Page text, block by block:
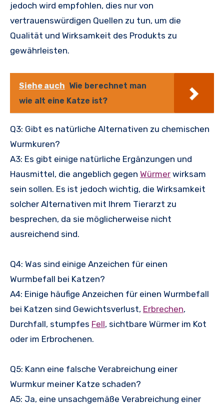
jedoch wird empfohlen, dies nur von
vertrauenswürdigen Quellen zu tun, um die
Qualität und Wirksamkeit des Produkts zu
gewährleisten.
Siehe auch Wie berechnet man
wie alt eine Katze ist?
Q3: Gibt es natürliche Alternativen zu chemischen
Wurmkuren?
A3: Es gibt einige natürliche Ergänzungen und
Hausmittel, die angeblich gegen Würmer wirksam
sein sollen. Es ist jedoch wichtig, die Wirksamkeit
solcher Alternativen mit Ihrem Tierarzt zu
besprechen, da sie möglicherweise nicht
ausreichend sind.
Q4: Was sind einige Anzeichen für einen
Wurmbefall bei Katzen?
A4: Einige häufige Anzeichen für einen Wurmbefall
bei Katzen sind Gewichtsverlust, Erbrechen,
Durchfall, stumpfes Fell, sichtbare Würmer im Kot
oder im Erbrochenen.
Q5: Kann eine falsche Verabreichung einer
Wurmkur meiner Katze schaden?
A5: Ja, eine unsachgemäße Verabreichung einer